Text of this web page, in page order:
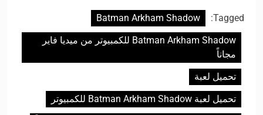
Tagged:
Batman Arkham Shadow
Batman Arkham Shadow للكمبيوتر من ميديا فاير
مجاناً
تحميل لعبة
تحميل لعبة Batman Arkham Shadow للكمبيوتر